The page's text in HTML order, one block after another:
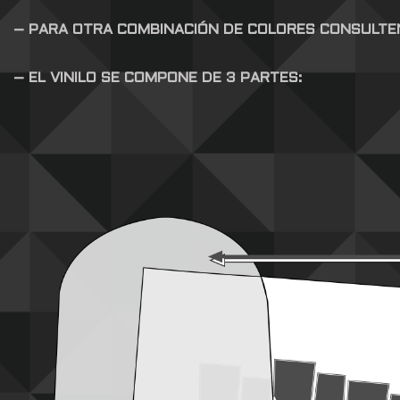
– PARA OTRA COMBINACIÓN DE COLORES
– EL VINILO SE COMPONE DE 3 PARTES: